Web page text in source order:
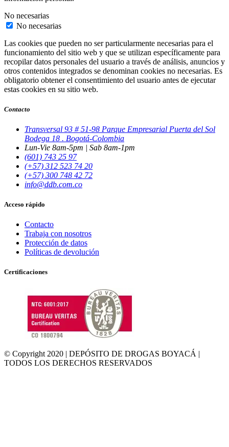
No necesarias
No necesarias
Las cookies que pueden no ser particularmente necesarias para el
funcionamiento del sitio web y que se utilizan específicamente para
recopilar datos personales del usuario a través de análisis, anuncios y
otros contenidos integrados se denominan cookies no necesarias. Es
obligatorio obtener el consentimiento del usuario antes de ejecutar
estas cookies en su sitio web.
Contacto
Transversal 93 # 51-98 Parque Empresarial Puerta del Sol
Bodega 18 . Bogotá-Colombia
Lun-Vie 8am-5pm | Sab 8am-1pm
(601) 743 25 97
(+57) 312 523 74 20
(+57) 300 748 42 72
info@ddb.com.co
Acceso rápido
Contacto
Trabaja con nosotros
Protección de datos
Políticas de devolución
Certificaciones
© Copyright 2020 | DEPÓSITO DE DROGAS BOYACÁ |
TODOS LOS DERECHOS RESERVADOS